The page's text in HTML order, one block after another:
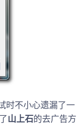
时不小心遗漏了一
山上石的去广告方